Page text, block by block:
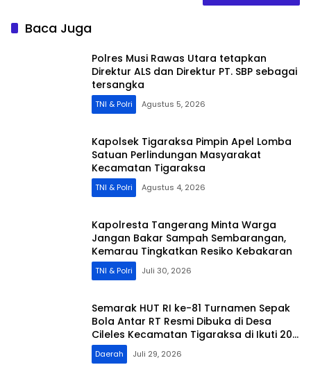
Baca Juga
Polres Musi Rawas Utara tetapkan
Direktur ALS dan Direktur PT. SBP sebagai
tersangka
TNI & Polri Agustus 5, 2026
Kapolsek Tigaraksa Pimpin Apel Lomba
Satuan Perlindungan Masyarakat
Kecamatan Tigaraksa
TNI & Polri Agustus 4, 2026
Kapolresta Tangerang Minta Warga
Jangan Bakar Sampah Sembarangan,
Kemarau Tingkatkan Resiko Kebakaran
TNI & Polri Juli 30, 2026
Semarak HUT RI ke-81 Turnamen Sepak
Bola Antar RT Resmi Dibuka di Desa
Cileles Kecamatan Tigaraksa di Ikuti 20
RT
Daerah Juli 29, 2026